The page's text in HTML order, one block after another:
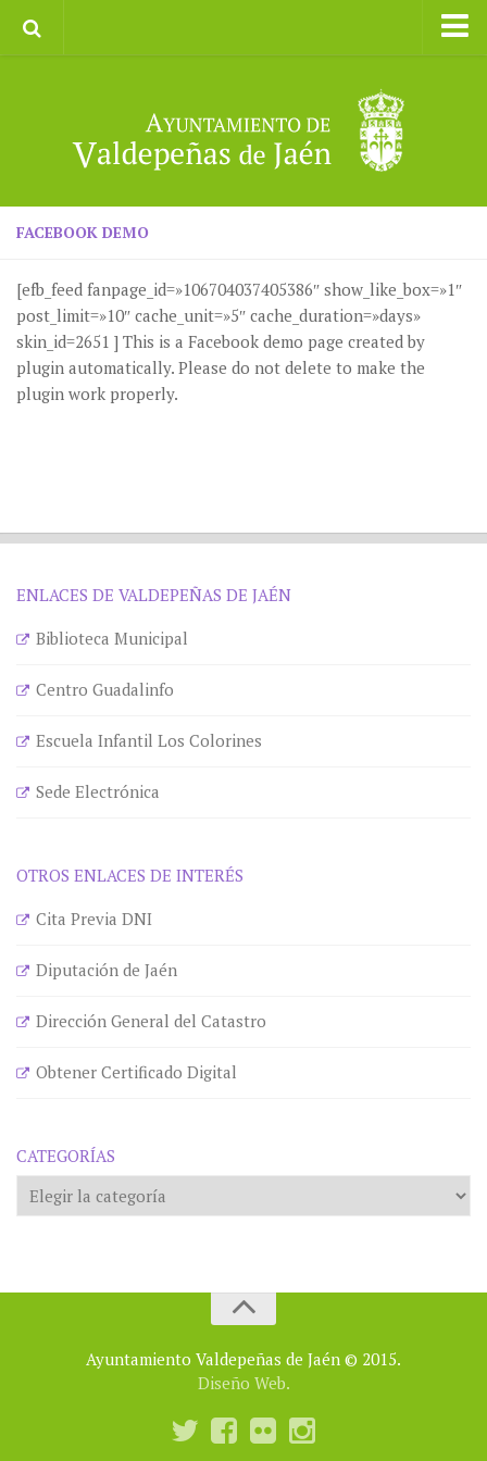
II CXM ROMPEALBARCAS 2023
FACEBOOK DEMO
[efb_feed fanpage_id=»106704037405386″ show_like_box=»1″
post_limit=»10″ cache_unit=»5″ cache_duration=»days»
skin_id=2651 ] This is a Facebook demo page created by
plugin automatically. Please do not delete to make the
plugin work properly.
ENLACES DE VALDEPEÑAS DE JAÉN
Biblioteca Municipal
Centro Guadalinfo
Escuela Infantil Los Colorines
Sede Electrónica
OTROS ENLACES DE INTERÉS
Cita Previa DNI
Diputación de Jaén
Dirección General del Catastro
Obtener Certificado Digital
CATEGORÍAS
Categorías
Ayuntamiento Valdepeñas de Jaén © 2015.
Diseño Web.